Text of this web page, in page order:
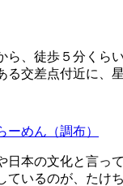
ら、徒歩５分くら
る交差点付近に、
ーめん（調布）
日本の文化と言っ
ているのが、たけ